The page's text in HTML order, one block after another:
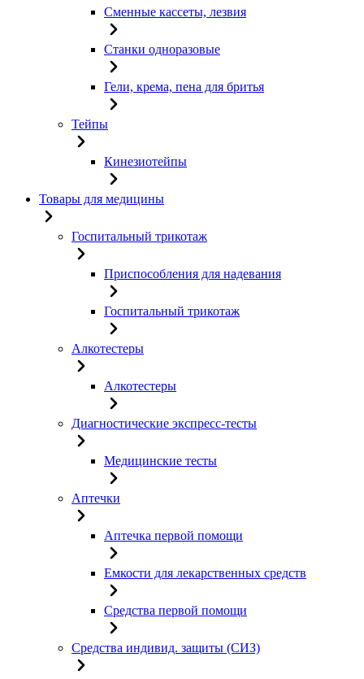
Сменные кассеты, лезвия
Станки одноразовые
Гели, крема, пена для бритья
Тейпы
Кинезиотейпы
Товары для медицины
Госпитальный трикотаж
Приспособления для надевания
Госпитальный трикотаж
Алкотестеры
Алкотестеры
Диагностические экспресс-тесты
Медицинские тесты
Аптечки
Аптечка первой помощи
Емкости для лекарственных средств
Средства первой помощи
Средства индивид. защиты (СИЗ)